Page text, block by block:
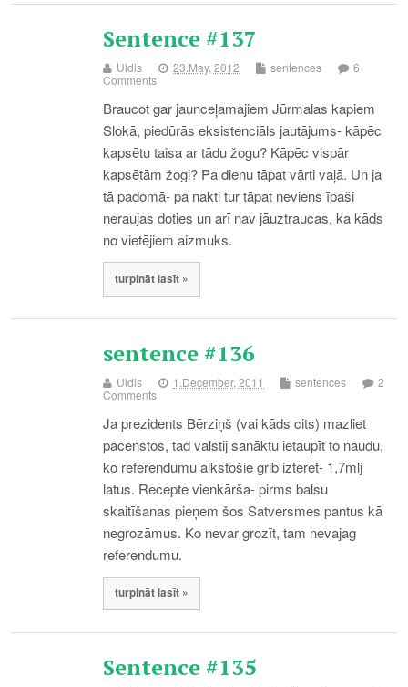
Sentence #137
Uldis 23.May, 2012 sentences
6
Comments
Braucot gar jaunceļamajiem Jūrmalas kapiem
Slokā, piedūrās eksistenciāls jautājums- kāpēc
kapsētu taisa ar tādu žogu? Kāpēc vispār
kapsētām žogi? Pa dienu tāpat vārti vaļā. Un ja
tā padomā- pa nakti tur tāpat neviens īpaši
neraujas doties un arī nav jāuztraucas, ka kāds
no vietējiem aizmuks.
turpināt lasīt »
sentence #136
Uldis 1.December, 2011 sentences
2
Comments
Ja prezidents Bērziņš (vai kāds cits) mazliet
pacenstos, tad valstij sanāktu ietaupīt to naudu,
ko referendumu alkstošie grib iztērēt- 1,7mlj
latus. Recepte vienkārša- pirms balsu
skaitīšanas pieņem šos Satversmes pantus kā
negrozāmus. Ko nevar grozīt, tam nevajag
referendumu.
turpināt lasīt »
Sentence #135